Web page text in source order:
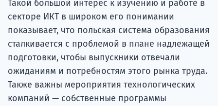
Такой большой интерес к изучению и работе в
секторе ИКТ в широком его понимании
показывает, что польская система образования
сталкивается с проблемой в плане надлежащей
подготовки, чтобы выпускники отвечали
ожиданиям и потребностям этого рынка труда.
Также важны мероприятия технологических
компаний — собственные программы